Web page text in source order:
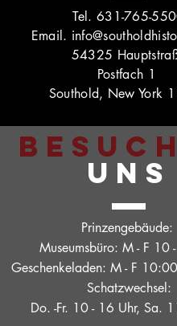
Tel. 631-765-
Email.
54325
Postfach 1
Southold, New York
UNS
Prinzengebäude:
Museumsbüro: M - F 10
Geschenkeladen: M - F
Schatzwechsel:
Do. -Fr. 10 - 16 Uhr, Sa.